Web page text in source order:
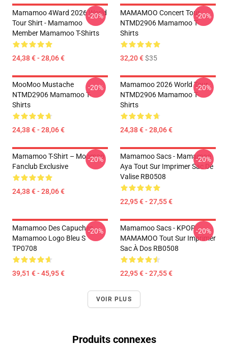
Mamamoo 4Ward 2026 World
Tour Shirt - Mamamoo
Member Mamamoo T-Shirts
24,38 € - 28,06 €
-20%
MAMAMOO Concert Tour
NTMD2906 Mamamoo T-
Shirts
32,20 €$35
-20%
MooMoo Mustache
NTMD2906 Mamamoo T-
Shirts
24,38 € - 28,06 €
-20%
Mamamoo 2026 World Tour
NTMD2906 Mamamoo T-
Shirts
24,38 € - 28,06 €
-20%
Mamamoo T-Shirt – Moomoo
Fanclub Exclusive
24,38 € - 28,06 €
-20%
Mamamoo Sacs - Mamamoo
Aya Tout Sur Imprimer Sac De
Valise RB0508
22,95 € - 27,55 €
-20%
Mamamoo Des Capuches...
Mamamoo Logo Bleu S
TP0708
39,51 € - 45,95 €
-20%
Mamamoo Sacs - KPOP
MAMAMOO Tout Sur Imprimer
Sac À Dos RB0508
22,95 € - 27,55 €
-20%
VOIR PLUS
Produits connexes